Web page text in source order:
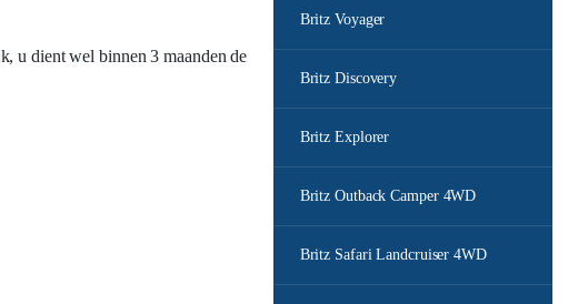
Britz Voyager
Britz Discovery
Britz Explorer
Britz Outback Camper 4WD
Britz Safari Landcruiser 4WD
u dient wel binnen 3 maanden de